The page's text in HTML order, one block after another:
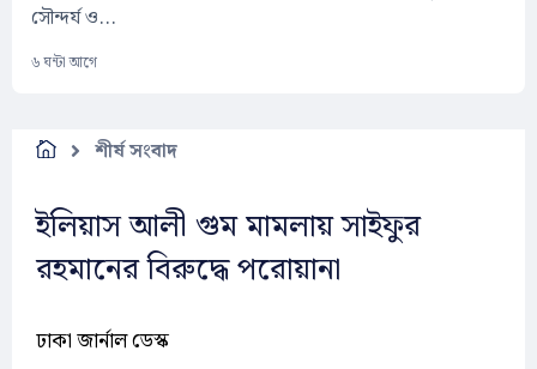
সৌন্দর্য ও...
৬ ঘন্টা আগে
শীর্ষ সংবাদ
ইলিয়াস আলী গুম মামলায় সাইফুর
রহমানের বিরুদ্ধে পরোয়ানা
ঢাকা জার্নাল ডেস্ক